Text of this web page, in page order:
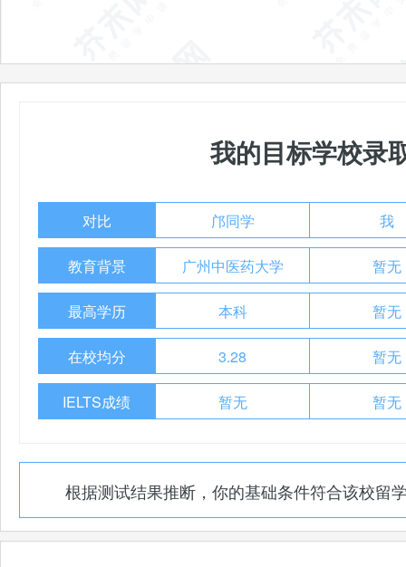
我的目标学校录
对比 邝同学 我
教育背景 广州中医药大学 暂无
最高学历 本科 暂无
在校均分 3.28 暂无
IELTS成绩 暂无 暂无
根据测试结果推断，你的基础条件符合该校留